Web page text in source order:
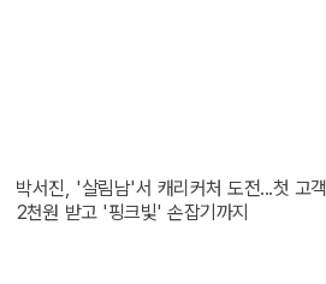
박서진, '살림남'서 캐리커처 도전...첫 고객
2천원 받고 '핑크빛' 손잡기까지